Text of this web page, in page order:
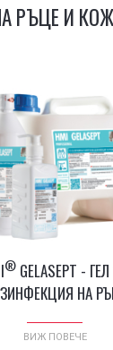
РЪЦЕ И
®GELASEPT -
НА
ВИЖ ПОВЕЧЕ